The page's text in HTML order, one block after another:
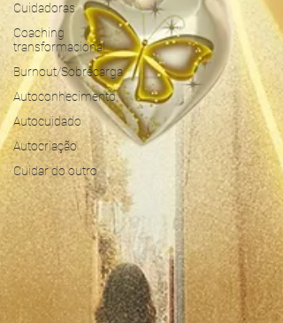
Cuidadoras
Coaching
transformacional
Burnout/Sobrecarga
Autoconhecimento
Autocuidado
Autocriação
Cuidar do outro